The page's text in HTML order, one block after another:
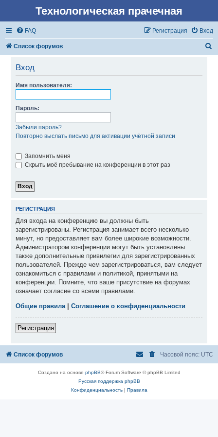
Технологическая прачечная
FAQ Вход
Регистрация
Список форумов
Вход
Имя пользователя:
Пароль:
Забыли пароль?
Повторно выслать письмо для активации учётной записи
Запомнить меня
Скрыть моё пребывание на конференции в этот раз
РЕГИСТРАЦИЯ
Для входа на конференцию вы должны быть
зарегистрированы. Регистрация занимает всего несколько
минут, но предоставляет вам более широкие возможности.
Администратором конференции могут быть установлены
также дополнительные привилегии для зарегистрированных
пользователей. Прежде чем зарегистрироваться, вам следует
ознакомиться с правилами и политикой, принятыми на
конференции. Помните, что ваше присутствие на форумах
означает согласие со всеми правилами.
Общие правила| Соглашение о конфиденциальности
Регистрация
Список форумов Часовой пояс: UTC
Создано на основе phpBB® Forum Software © phpBB Limited
Русская поддержка phpBB
Конфиденциальность| Правила